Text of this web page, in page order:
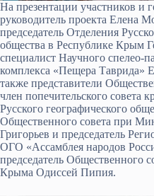
На презентации участников и
руководитель проекта Елена
председатель Отделения
общества в Республике Крым
специалист Научного спелео-
комплекса «Пещера Таврида»
также представители
член попечительского совета
Русского географического
Общественного совета при
Григорьев и председатель
ОГО «Ассамблея народов
председатель Общественного
Крыма Одиссей Пипия.